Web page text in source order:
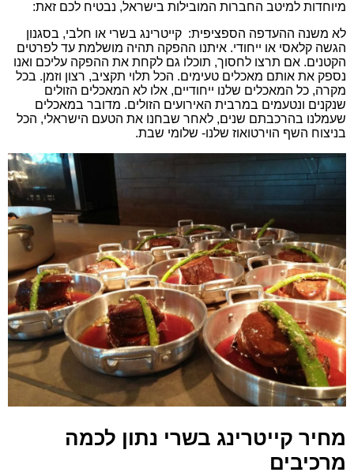
מיוחדות למיטב החברות המובילות בישראל, נבטיח לכם זאת:
לא משנה ההעדפה הספציפית: קייטרינג בשרי או חלבי, בסגנון
הגשה קלאסי או ייחודי. איתנו ההפקה תהיה מושלמת עד לפרטים
הקטנים. אם תרצו לחסוך, תוכלו גם לקחת את ההפקה עליכם ואנו
נספק את אותם מאכלים טעימים. הכל תלוי תקציב, רצון וזמן. בכל
מקרה, כל המאכלים שלנו ייחודיים, אלו לא המאכלים הזולים
שנקנים ונטעמים במרבית האירועים הזולים. מדובר במאכלים
שעמלנו בהרכבתם שנים, לאחר שבחנו את הטעם הישראלי, הכל
בניצוח השף הוירטואוז שלנו- שלומי שבת.
מחיר קייטרינג בשרי נתון לכמה
מרכיבים